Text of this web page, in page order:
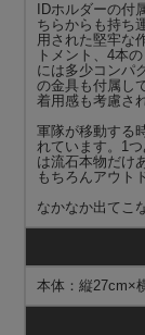
IDホルダーの付
ちらからも持ち
用された堅牢な
トメント、4本
には多少コンパ
の金具も付属し
着用感も考慮さ
軍隊が移動する
れています。1
は流石本物だけ
もちろんアウト
なかなか出てこ
本体：縦27cm×